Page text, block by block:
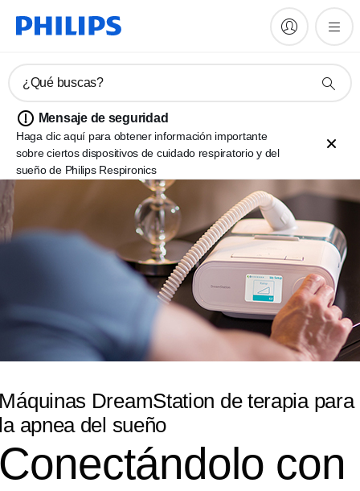
¿Qué buscas?
Mensaje de seguridad
Haga clic aquí para obtener información importante
sobre ciertos dispositivos de cuidado respiratorio y del
sueño de Philips Respironics
DreamStation de terapia para
apnea del sueño
con